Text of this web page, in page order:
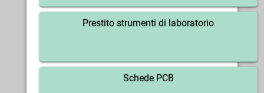
Prestito strumenti di laboratorio
Schede PCB